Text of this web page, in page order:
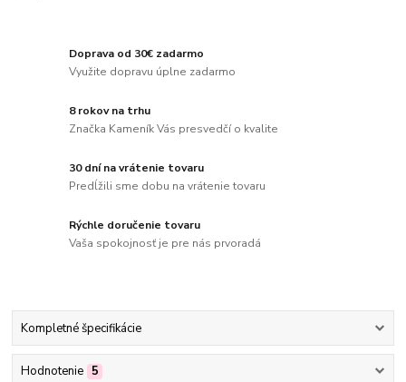
Doprava od 30€ zadarmo
Využite dopravu úplne zadarmo
8 rokov na trhu
Značka Kameník Vás presvedčí o kvalite
30 dní na vrátenie tovaru
Predĺžili sme dobu na vrátenie tovaru
Rýchle doručenie tovaru
Vaša spokojnosť je pre nás prvoradá
Kompletné špecifikácie
Hodnotenie 5